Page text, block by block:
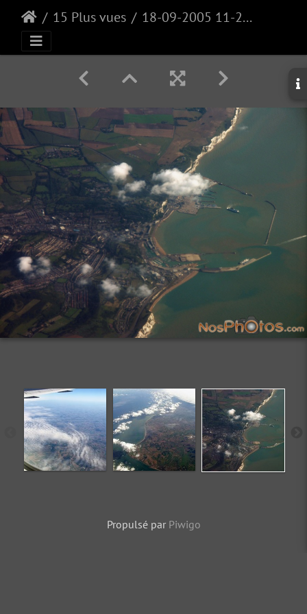
15 Plus vues 18-09-2005 11-20-19-PICT1530
Propulsé par Piwigo